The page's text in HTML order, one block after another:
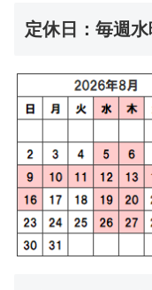
定休日：毎週